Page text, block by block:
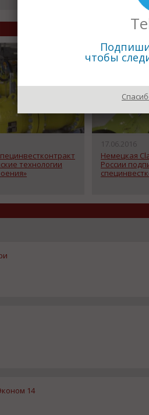
технологии
17.06.2016
Немецкая
России
14
чтобы